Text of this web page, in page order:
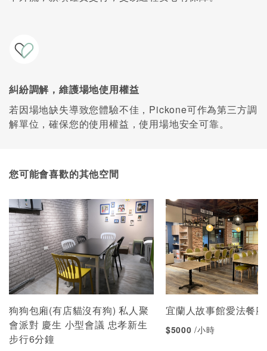
糾紛調解，維護場地使用權益
若因場地缺失導致您體驗不佳，Pickone可作為第三方調
解單位，確保您的使用權益，使用場地安全可靠。
您可能會喜歡的其他空間
狗狗包廂(有店貓沒有狗) 私人聚
會派對 慶生 小型會議 忠孝新生
步行6分鐘
宜蘭人故事館愛法餐
$5000/小時